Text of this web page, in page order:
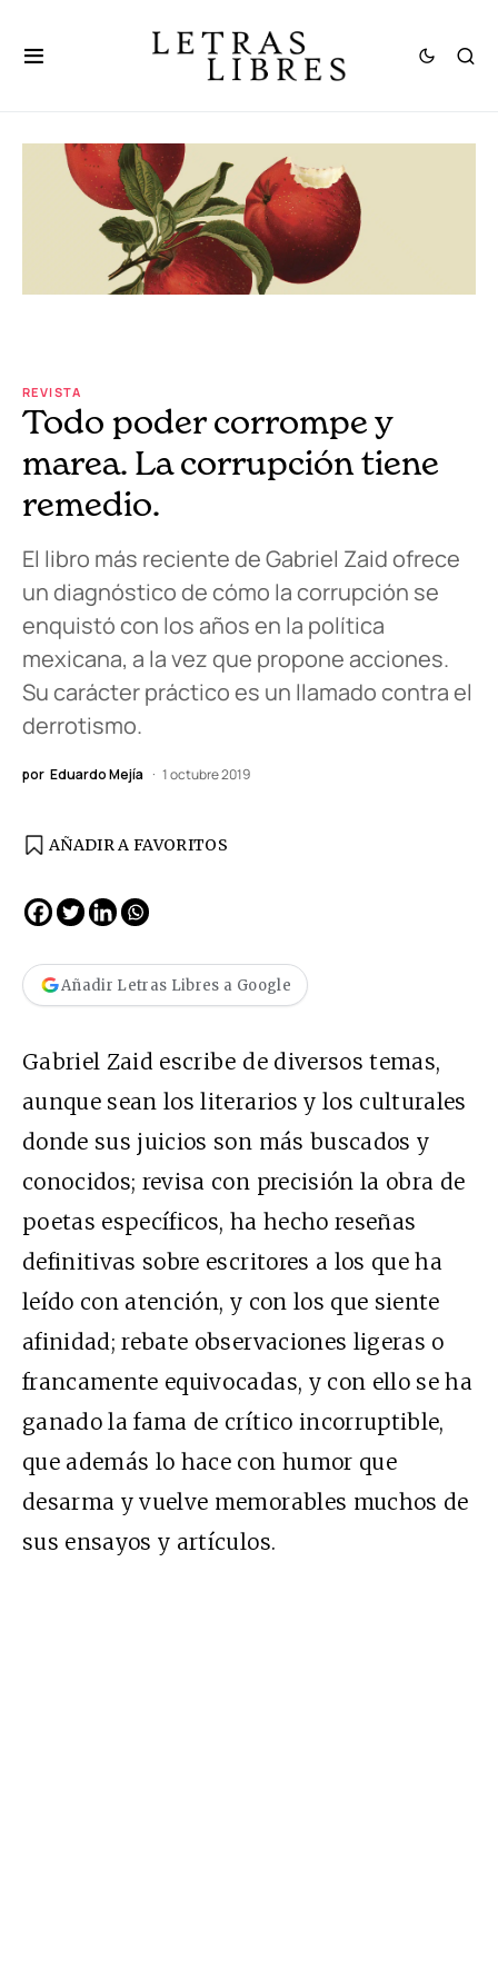
REVISTA
Todo poder corrompe y
marea. La corrupción tiene
remedio.
El libro más reciente de Gabriel Zaid ofrece
un diagnóstico de cómo la corrupción se
enquistó con los años en la política
mexicana, a la vez que propone acciones.
Su carácter práctico es un llamado contra el
derrotismo.
por Eduardo Mejía 1 octubre 2019
AÑADIR A FAVORITOS
Añadir Letras Libres a Google
Gabriel Zaid escribe de diversos temas,
aunque sean los literarios y los culturales
donde sus juicios son más buscados y
conocidos; revisa con precisión la obra de
poetas específicos, ha hecho reseñas
definitivas sobre escritores a los que ha
leído con atención, y con los que siente
afinidad; rebate observaciones ligeras o
francamente equivocadas, y con ello se ha
ganado la fama de crítico incorruptible,
que además lo hace con humor que
desarma y vuelve memorables muchos de
sus ensayos y artículos.